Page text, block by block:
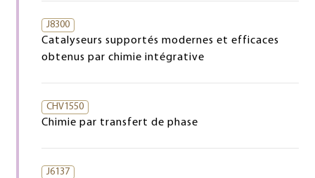
J8300
Catalyseurs supportés modernes et efficaces
obtenus par chimie intégrative
CHV1550
Chimie par transfert de phase
J6137